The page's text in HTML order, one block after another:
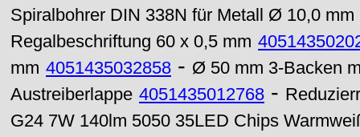
Spiralbohrer DIN 338N für Metall Ø 10,0 mm
Regalbeschriftung 60 x 0,5 mm
mm 4051435032858 - Ø 50 mm 3-Backen
Austreiberlappe 4051435012768 -
G24 7W 140lm 5050 35LED Chips